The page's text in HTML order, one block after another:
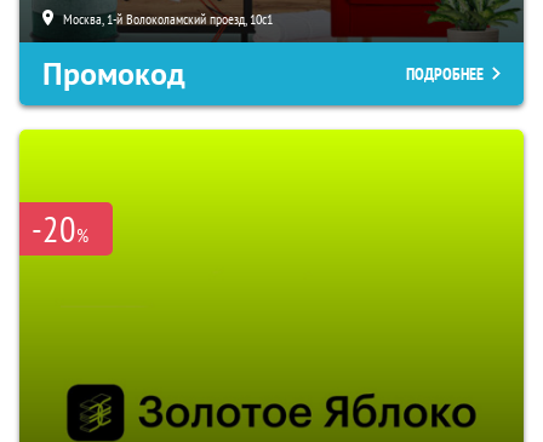
Москва, 1-й Волоколамский проезд, 10с1
Промокод ПОДРОБНЕЕ
-20%